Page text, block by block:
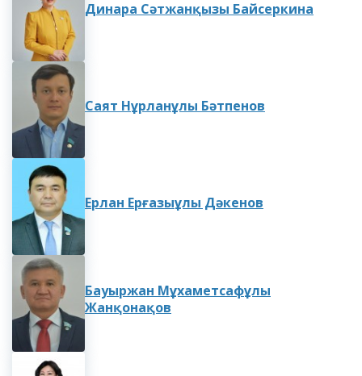
Динара Сәтжанқызы Байсеркина
Саят Нұрланұлы Бәтпенов
Ерлан Ерғазыұлы Дәкенов
Бауыржан Мұхаметсафұлы
Жанқонақов